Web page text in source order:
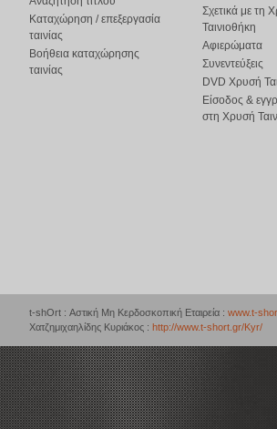
Καταχώρηση / επεξεργασία
ταινίας
Βοήθεια καταχώρησης
ταινίας
Σχετικά με τη
Ταινιοθήκη
Αφιερώματα
Συνεντεύξεις
DVD Χρυσή
Είσοδος &
στη Χρυσή
t-shOrt : Αστική Μη Κερδοσκοπική Εταιρεία : www.t-
Χατζημιχαηλίδης Κυριάκος : http://www.t-short.gr/Kyr/